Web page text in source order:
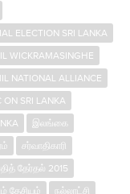
ELECTION SRI LANKA
WICKRAMASINGHE
NATIONAL ALLIANCE
ON SRI LANKA
இலங்கை
சர்வாதிகாரி
தேர்தல் 2015
தேசியம்
நல்லாட்சி